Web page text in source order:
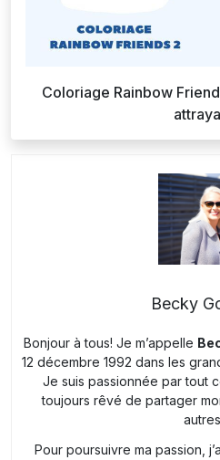
Coloriage Rainbow
Becky
Bonjour à tous! Je m’appelle
12 décembre 1992 dans les
Je suis passionnée par tout
toujours rêvé de partager
Pour poursuivre ma passion,